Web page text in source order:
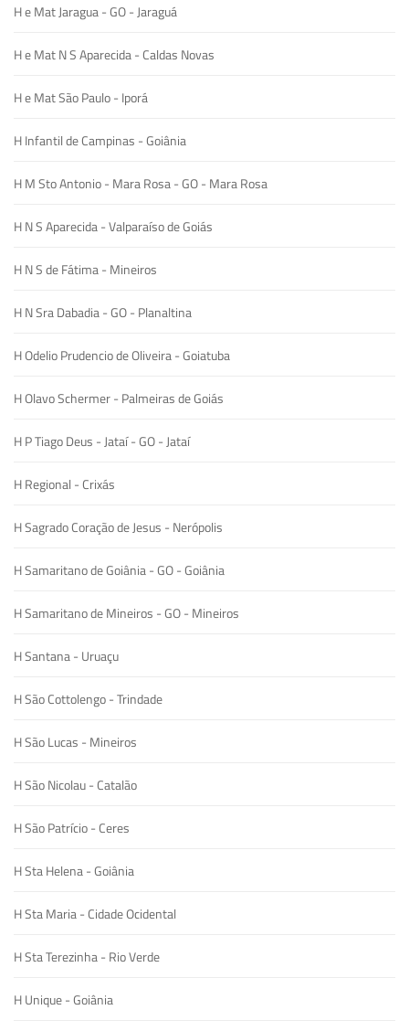
H e Mat Jaragua - GO - Jaraguá
H e Mat N S Aparecida - Caldas Novas
H e Mat São Paulo - Iporá
H Infantil de Campinas - Goiânia
H M Sto Antonio - Mara Rosa - GO - Mara Rosa
H N S Aparecida - Valparaíso de Goiás
H N S de Fátima - Mineiros
H N Sra Dabadia - GO - Planaltina
H Odelio Prudencio de Oliveira - Goiatuba
H Olavo Schermer - Palmeiras de Goiás
H P Tiago Deus - Jataí - GO - Jataí
H Regional - Crixás
H Sagrado Coração de Jesus - Nerópolis
H Samaritano de Goiânia - GO - Goiânia
H Samaritano de Mineiros - GO - Mineiros
H Santana - Uruaçu
H São Cottolengo - Trindade
H São Lucas - Mineiros
H São Nicolau - Catalão
H São Patrício - Ceres
H Sta Helena - Goiânia
H Sta Maria - Cidade Ocidental
H Sta Terezinha - Rio Verde
H Unique - Goiânia